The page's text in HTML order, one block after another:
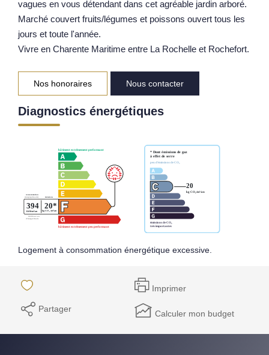
Avis Clients
EXTRANET
vagues en vous détendant dans cet agréable jardin arboré.
Marché couvert fruits/légumes et poissons ouvert tous les
jours et toute l'année.
Vivre en Charente Maritime entre La Rochelle et Rochefort.
Nos honoraires Nous contacter
Diagnostics énergétiques
Logement à consommation énergétique excessive.
Imprimer
Partager Calculer mon budget